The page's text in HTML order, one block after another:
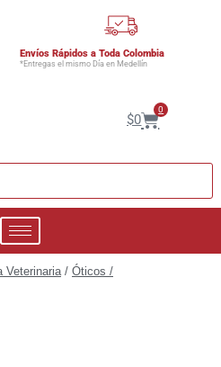
Envíos Rápidos a Toda Colombia
*Entregas el mismo Día en Medellín
$0
0
Veterinaria/ Óticos /